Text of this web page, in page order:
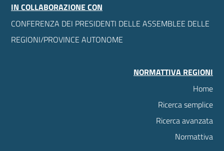
IN COLLABORAZIONE CON
CONFERENZA DEI PRESIDENTI DELLE ASSEMBLEE DELLE
REGIONI/PROVINCE AUTONOME
NORMATTIVA REGIONI
Home
Ricerca semplice
Ricerca avanzata
Normattiva